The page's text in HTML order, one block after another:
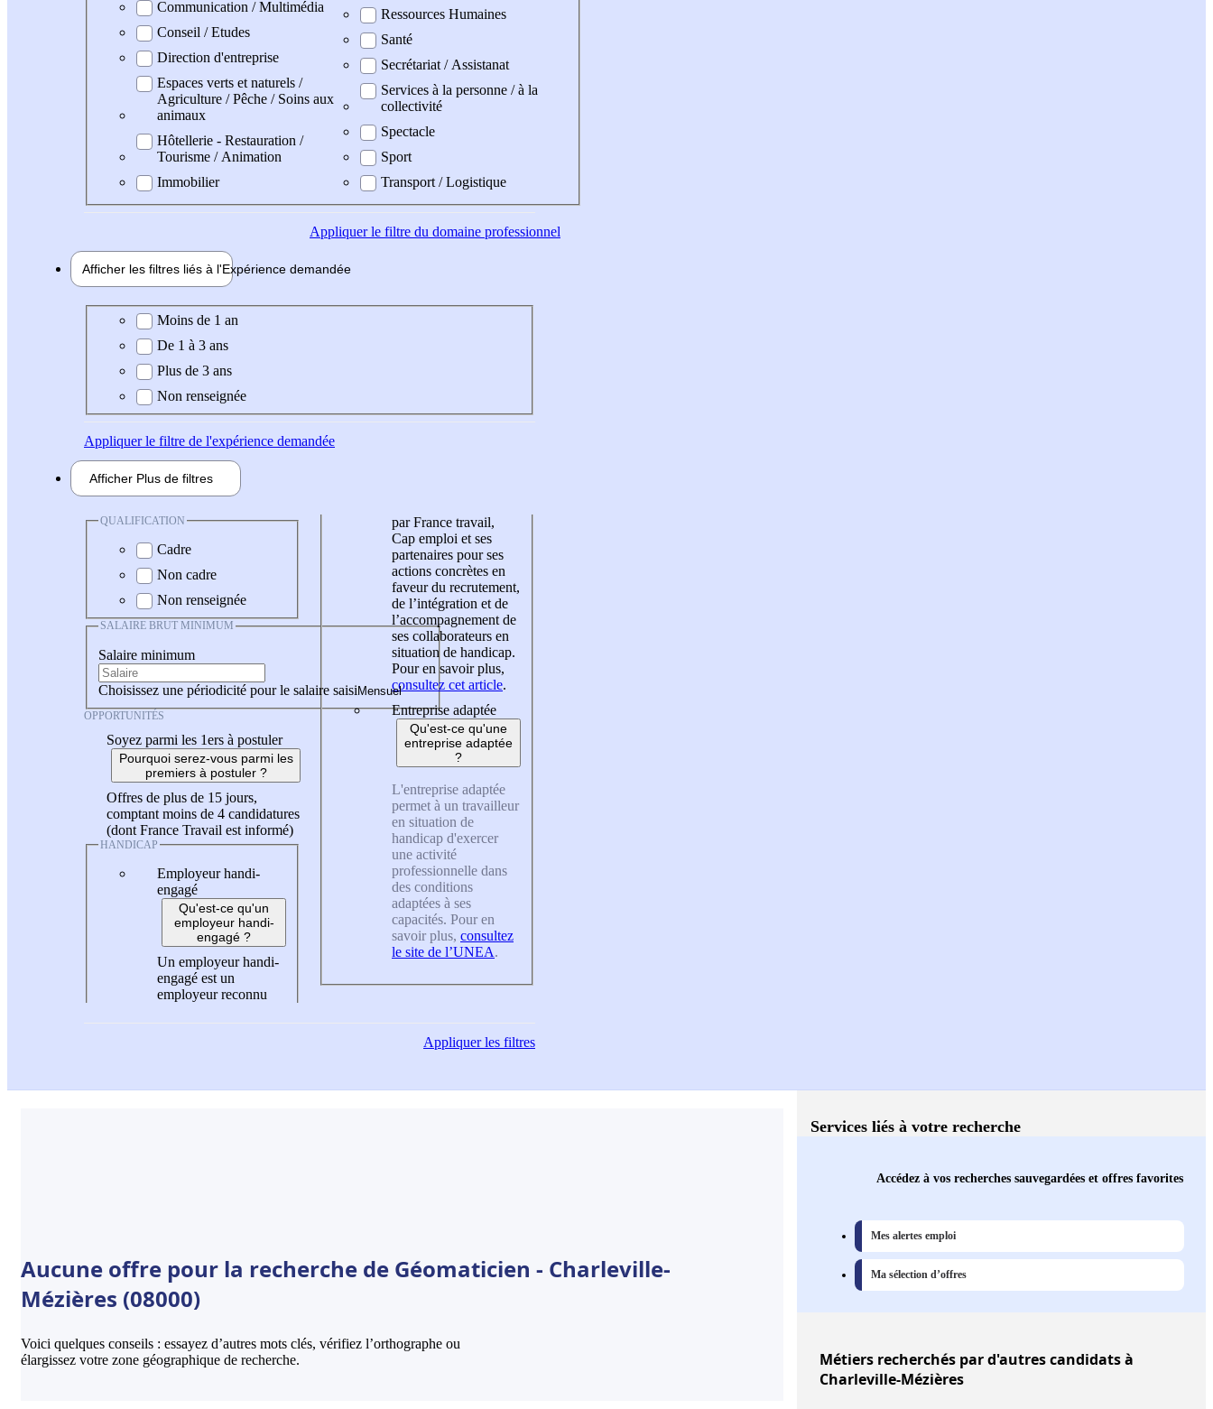
Communication / Multimédia
Conseil / Etudes
Direction d'entreprise
Espaces verts et naturels /
Agriculture / Pêche / Soins aux
animaux
Hôtellerie - Restauration /
Tourisme / Animation
Immobilier
Ressources Humaines
Santé
Secrétariat / Assistanat
Services à la personne / à la
collectivité
Spectacle
Sport
Transport / Logistique
Appliquerle filtre du domaine professionnel
Afficher les filtres liés à l'Expérience demandée
Expérience demandée
Moins de 1 an
De 1 à 3 ans
Plus de 3 ans
Non renseignée
Appliquerle filtre de l'expérience demandée
Afficher Plus de filtres
QUALIFICATION
Cadre
Non cadre
Non renseignée
SALAIRE BRUT MINIMUM
Salaire minimum
Choisissez une périodicité pour le salaire saisi
OPPORTUNITÉS
Soyez parmi les 1ers à postuler
Pourquoi serez-vous parmi les
premiers à postuler ?
Offres de plus de 15 jours,
comptant moins de 4 candidatures
(dont France Travail est informé)
HANDICAP
Employeur handi-
engagé
Qu'est-ce qu'un
employeur handi-
engagé ?
Un employeur handi-
engagé est un
employeur reconnu
par France travail,
Cap emploi et ses
partenaires pour ses
actions concrètes en
faveur du recrutement,
de l’intégration et de
l’accompagnement de
ses collaborateurs en
situation de handicap.
Pour en savoir plus,
consultez cet article.
Entreprise adaptée
Qu'est-ce qu'une
entreprise adaptée
?
L'entreprise adaptée
permet à un travailleur
en situation de
handicap d'exercer
une activité
professionnelle dans
des conditions
adaptées à ses
capacités. Pour en
savoir plus, consultez
le site de l’UNEA.
Appliquerles filtres
Aucune offre pour la recherche de Géomaticien - Charleville-
Mézières (08000)
Voici quelques conseils : essayez d’autres mots clés, vérifiez l’orthographe ou
élargissez votre zone géographique de recherche.
Services liés à votre recherche
Accédez à vos recherches sauvegardées et offres favorites
Mes alertes emploi
Ma sélection d’offres
Métiers recherchés par d'autres candidats à
Charleville-Mézières